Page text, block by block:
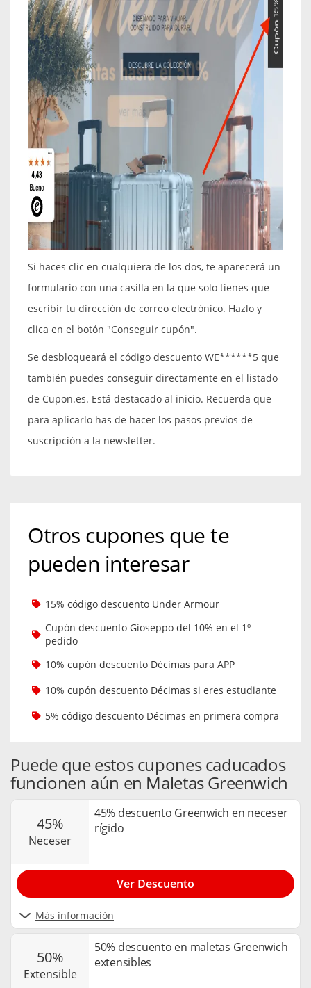
Si haces clic en cualquiera de los dos, te aparecerá un
formulario con una casilla en la que solo tienes que
escribir tu dirección de correo electrónico. Hazlo y
clica en el botón "Conseguir cupón".
Se desbloqueará el código descuento WE******5 que
también puedes conseguir directamente en el listado
de Cupon.es. Está destacado al inicio. Recuerda que
para aplicarlo has de hacer los pasos previos de
suscripción a la newsletter.
Otros cupones que te
pueden interesar
15% código descuento Under Armour
Cupón descuento Gioseppo del 10% en el 1º
pedido
10% cupón descuento Décimas para APP
10% cupón descuento Décimas si eres estudiante
5% código descuento Décimas en primera compra
Puede que estos cupones caducados
funcionen aún en Maletas Greenwich
45%
neceser
45% descuento Greenwich en neceser
rígido
Más información
Ver Descuento
50%
extensible
50% descuento en maletas Greenwich
extensibles